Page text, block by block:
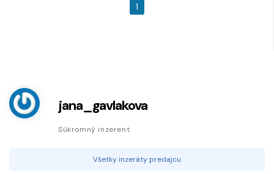
1
jana_gavlakova
Súkromný inzerent
Všetky inzeráty predajcu